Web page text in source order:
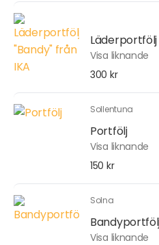
Läderportfölj
Visa liknande
300 kr
Sollentuna
Portfölj
Visa liknande
150 kr
Solna
Visa liknande